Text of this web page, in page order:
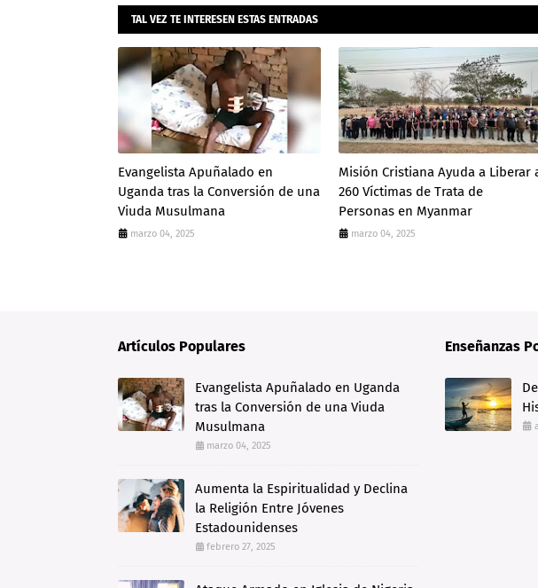
TAL VEZ TE INTERESEN ESTAS ENTRADAS
Evangelista Apuñalado en
Uganda tras la Conversión de una
Viuda Musulmana
marzo 04, 2025
Misión Cristiana Ayuda a Liberar
260 Víctimas de Trata de
Personas en Myanmar
marzo 04, 2025
Artículos Populares
Evangelista Apuñalado en Uganda
tras la Conversión de una Viuda
Musulmana
marzo 04, 2025
Aumenta la Espiritualidad y Declina
la Religión Entre Jóvenes
Estadounidenses
febrero 27, 2025
Enseñanzas